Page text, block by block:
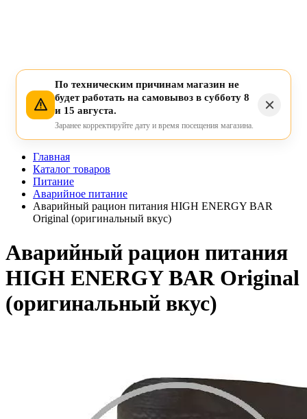
По техническим причинам магазин не
будет работать на самовывоз в субботу 8
и 15 августа.
Заранее корректируйте дату и время посещения магазина.
Главная
Каталог товаров
Питание
Аварийное питание
Аварийный рацион питания HIGH ENERGY BAR
Original (оригинальный вкус)
Аварийный рацион питания
HIGH ENERGY BAR Original
(оригинальный вкус)